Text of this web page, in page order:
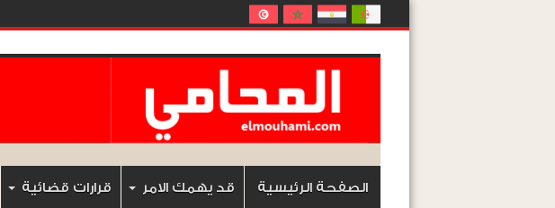
الصفحة الرئيسية قد يهمك الامر قرارات قضائية